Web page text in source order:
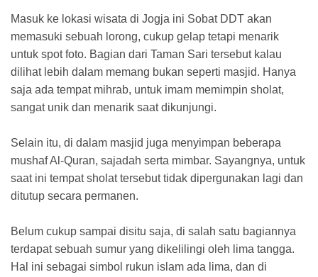
Masuk ke lokasi wisata di Jogja ini Sobat DDT akan
memasuki sebuah lorong, cukup gelap tetapi menarik
untuk spot foto. Bagian dari Taman Sari tersebut kalau
dilihat lebih dalam memang bukan seperti masjid. Hanya
saja ada tempat mihrab, untuk imam memimpin sholat,
sangat unik dan menarik saat dikunjungi.
Selain itu, di dalam masjid juga menyimpan beberapa
mushaf Al-Quran, sajadah serta mimbar. Sayangnya, untuk
saat ini tempat sholat tersebut tidak dipergunakan lagi dan
ditutup secara permanen.
Belum cukup sampai disitu saja, di salah satu bagiannya
terdapat sebuah sumur yang dikelilingi oleh lima tangga.
Hal ini sebagai simbol rukun islam ada lima, dan di